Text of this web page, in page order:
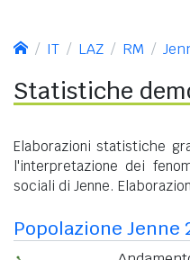
IT LAZ RM
Statistiche
Elaborazioni statistiche
l'interpretazione dei
sociali di Jenne.
Popolazione Jenne